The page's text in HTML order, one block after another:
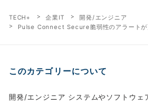
TECH+ 企業IT
開発/エンジニア
Pulse Connect Secure脆弱性のアラートが
このカテゴリーについて
開発/エンジニア システムやソフトウェ